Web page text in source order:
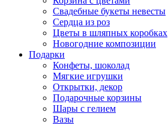
Свадебные букеты невесты
Сердца из роз
Цветы в шляпных коробках
Новогодние композиции
Подарки
Конфеты, шоколад
Мягкие игрушки
Открытки, декор
Подарочные корзины
Шары с гелием
Вазы